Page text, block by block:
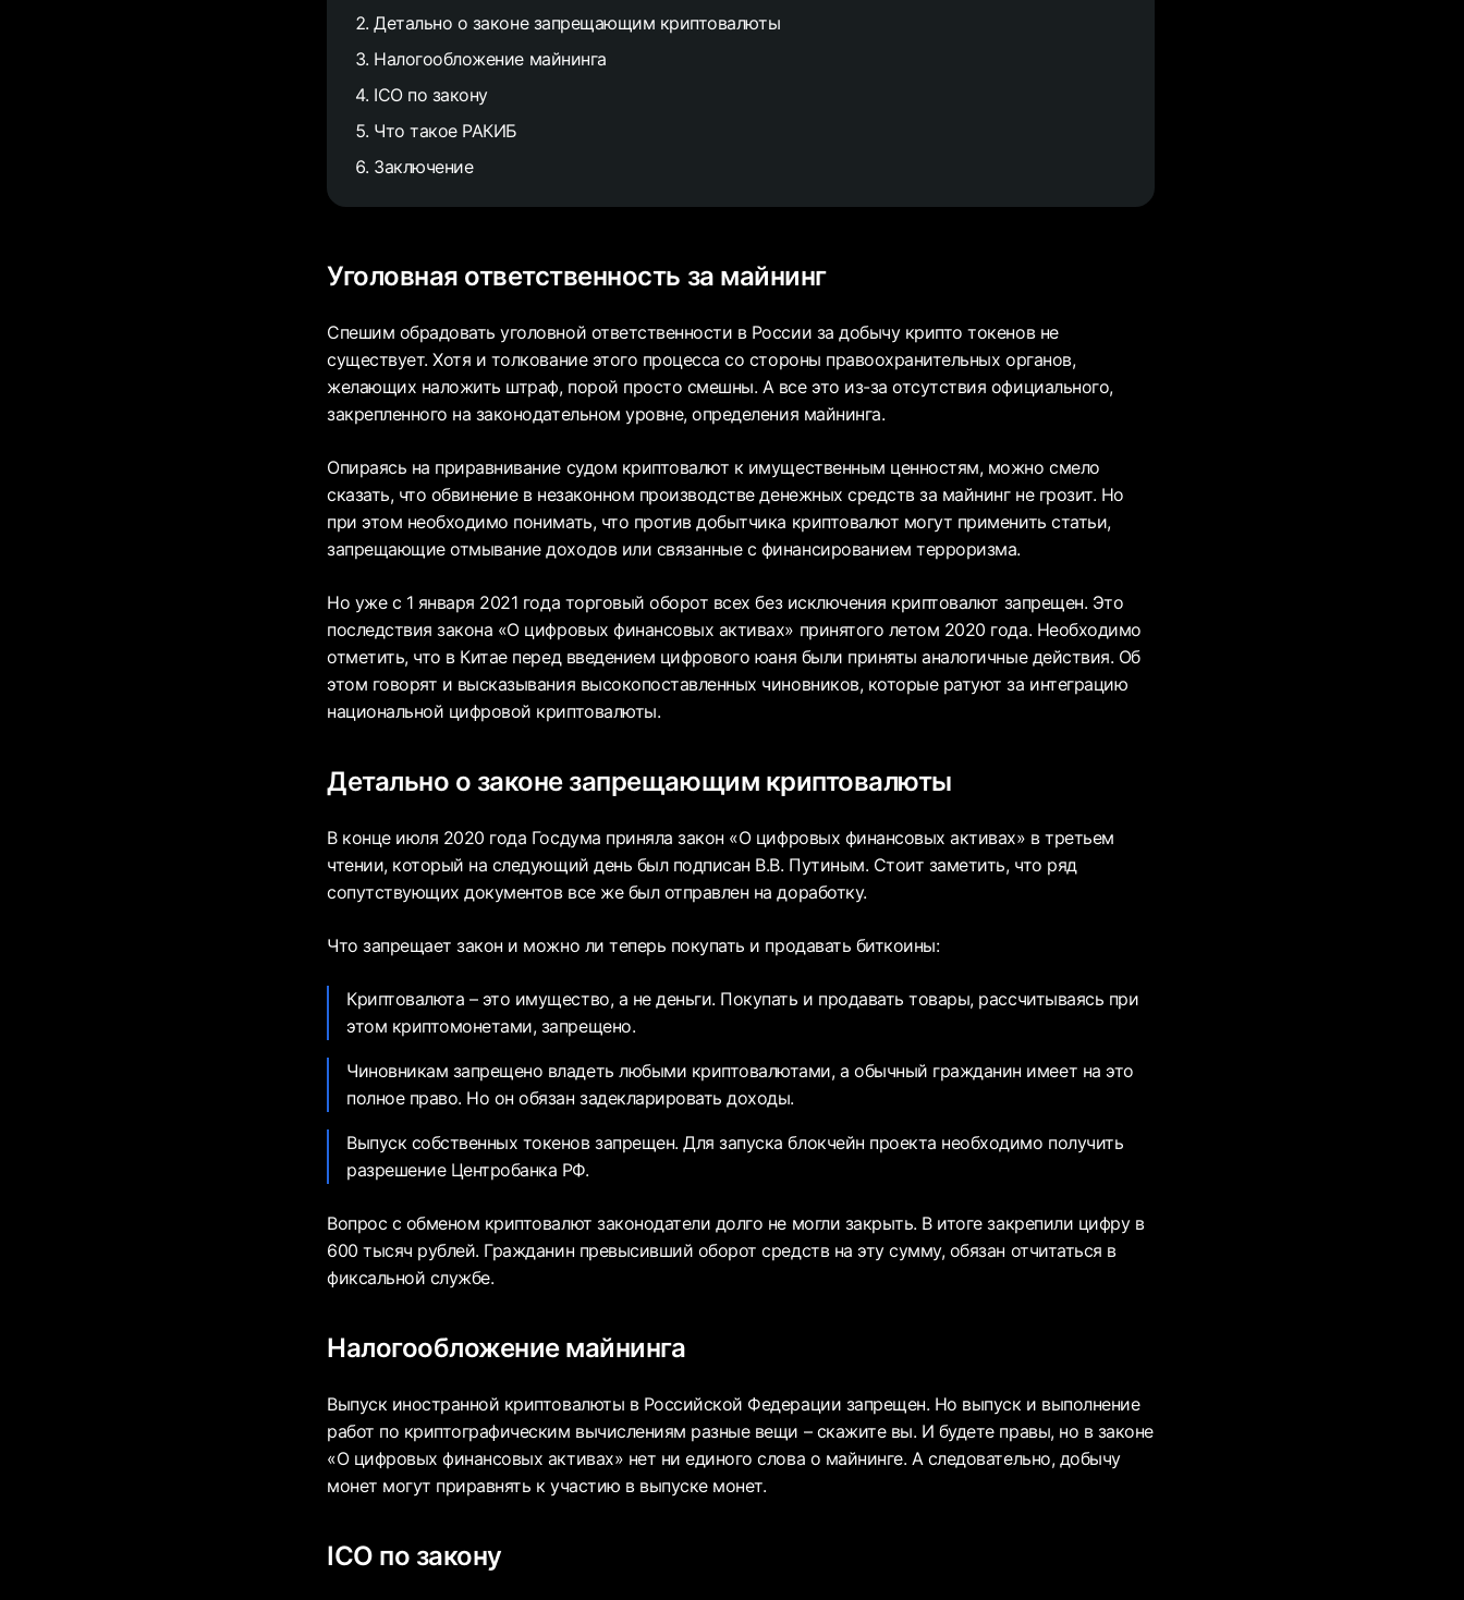
Детально о законе запрещающим криптовалюты
Налогообложение майнинга
ICO по закону
Что такое РАКИБ
Заключение
Уголовная ответственность за майнинг
Спешим обрадовать уголовной ответственности в России за добычу крипто токенов не
существует. Хотя и толкование этого процесса со стороны правоохранительных органов,
желающих наложить штраф, порой просто смешны. А все это из-за отсутствия официального,
закрепленного на законодательном уровне, определения майнинга.
Опираясь на приравнивание судом криптовалют к имущественным ценностям, можно смело
сказать, что обвинение в незаконном производстве денежных средств за майнинг не грозит. Но
при этом необходимо понимать, что против добытчика криптовалют могут применить статьи,
запрещающие отмывание доходов или связанные с финансированием терроризма.
Но уже с 1 января 2021 года торговый оборот всех без исключения криптовалют запрещен. Это
последствия закона «О цифровых финансовых активах» принятого летом 2020 года. Необходимо
отметить, что в Китае перед введением цифрового юаня были приняты аналогичные действия. Об
этом говорят и высказывания высокопоставленных чиновников, которые ратуют за интеграцию
национальной цифровой криптовалюты.
Детально о законе запрещающим криптовалюты
В конце июля 2020 года Госдума приняла закон «О цифровых финансовых активах» в третьем
чтении, который на следующий день был подписан В.В. Путиным. Стоит заметить, что ряд
сопутствующих документов все же был отправлен на доработку.
Что запрещает закон и можно ли теперь покупать и продавать биткоины:
Криптовалюта – это имущество, а не деньги. Покупать и продавать товары, рассчитываясь при
этом криптомонетами, запрещено.
Чиновникам запрещено владеть любыми криптовалютами, а обычный гражданин имеет на это
полное право. Но он обязан задекларировать доходы.
Выпуск собственных токенов запрещен. Для запуска блокчейн проекта необходимо получить
разрешение Центробанка РФ.
Вопрос с обменом криптовалют законодатели долго не могли закрыть. В итоге закрепили цифру в
600 тысяч рублей. Гражданин превысивший оборот средств на эту сумму, обязан отчитаться в
фиксальной службе.
Налогообложение майнинга
Выпуск иностранной криптовалюты в Российской Федерации запрещен. Но выпуск и выполнение
работ по криптографическим вычислениям разные вещи – скажите вы. И будете правы, но в законе
«О цифровых финансовых активах» нет ни единого слова о майнинге. А следовательно, добычу
монет могут приравнять к участию в выпуске монет.
ICO по закону